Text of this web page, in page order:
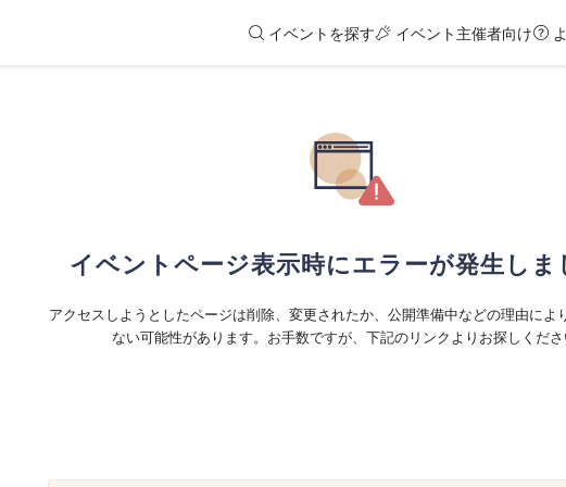
イベントを探す イベント主催者向け
イベントページ表示時にエラーが発生しま
アクセスしようとしたページは削除、変更されたか、公開準備中などの理由によ
ない可能性があります。お手数ですが、下記のリンクよりお探しくださ